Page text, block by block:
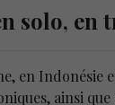
solo, en
en
ainsi